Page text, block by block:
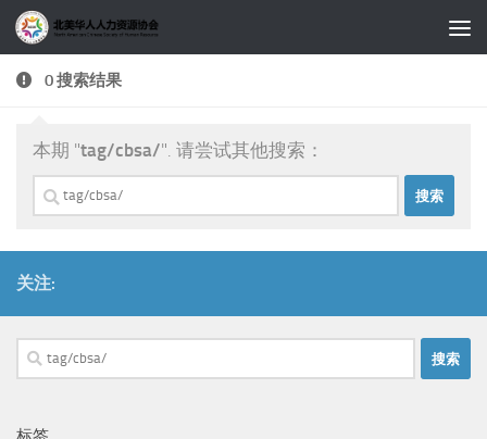
跳至内容
0 搜索结果
本期 "tag/cbsa/". 请尝试其他搜索：
搜
索：
关注:
搜
索：